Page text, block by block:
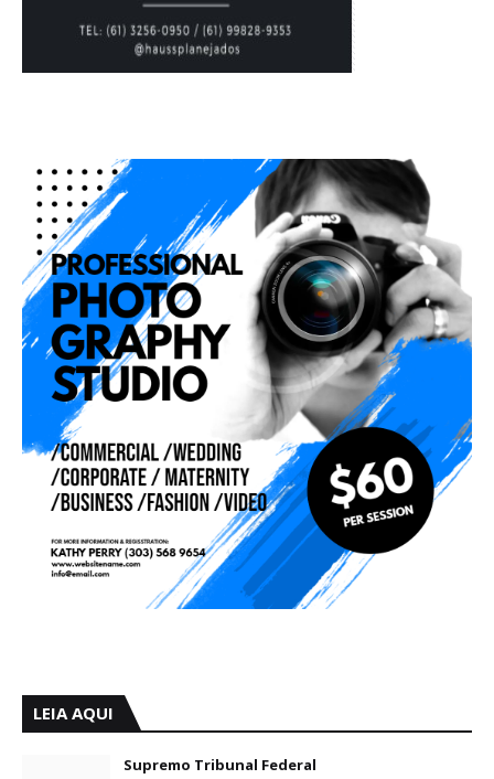
LEIA AQUI
Supremo Tribunal Federal